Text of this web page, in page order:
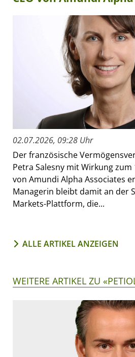
02.07.2026, 09:28 Uhr
Der französische
Petra Salesny mit Wirkung zum
von Amundi Alpha Associates
Managerin bleibt damit an der
Markets-Plattform, die...
ALLE ARTIKEL ANZEIGEN
WEITERE ARTIKEL ZU